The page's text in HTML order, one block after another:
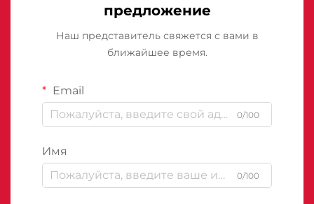
предложение
Наш представитель свяжется с вами в
ближайшее время.
Email
0/100
Имя
0/100